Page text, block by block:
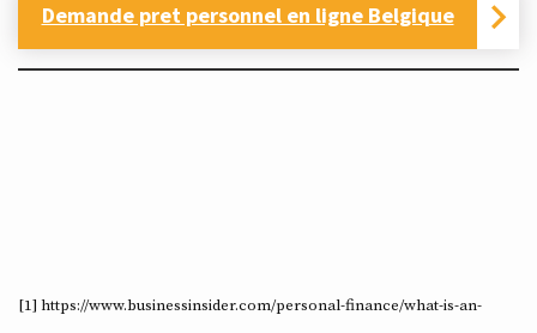
Demande pret personnel en ligne Belgique
[1] https://www.businessinsider.com/personal-finance/what-is-an-